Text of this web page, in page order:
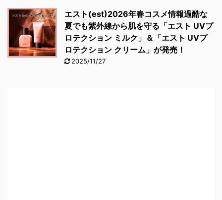
エスト(est)2026年春コスメ情報過酷な
夏でも紫外線から肌を守る「エスト UVプ
ロテクション ミルク」＆「エスト UVプ
ロテクション クリーム」が発売！
2025/11/27